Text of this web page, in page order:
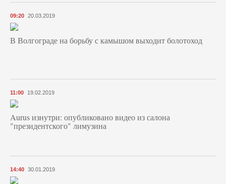
09:20 20.03.2019
В Волгограде на борьбу с камышом выходит болотоход
11:00 19.02.2019
Aurus изнутри: опубликовано видео из салона
"президентского" лимузина
14:40 30.01.2019